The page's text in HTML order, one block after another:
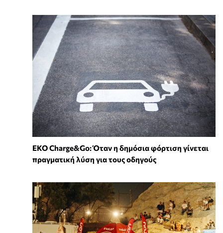
EKO Charge&Go: Όταν η δημόσια φόρτιση γίνεται
πραγματική λύση για τους οδηγούς